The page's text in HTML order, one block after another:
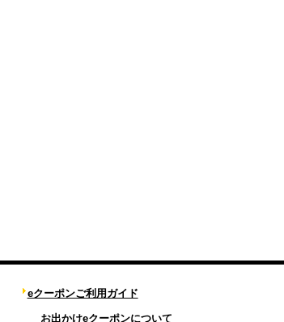
eクーポンご利用ガイド
お出かけeクーポンについて